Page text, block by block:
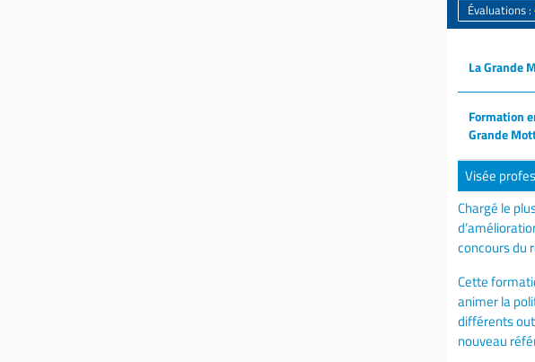
Évaluations :
La Grande
Formation
Grande
Visée
Chargé le
concours du
Cette
animer la
différents
nouveau